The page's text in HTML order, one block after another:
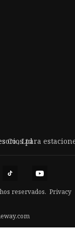
Co., Ltdpara
reservados. Privacy